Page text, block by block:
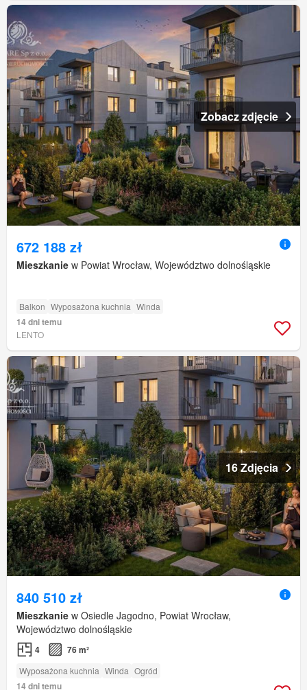
Zobacz zdjęcie
672 188 zł
Mieszkanie w Powiat Wrocław, Województwo dolnośląskie
Balkon Wyposażona kuchnia Winda
14 dni temu
LENTO
16 Zdjęcia
840 510 zł
Mieszkanie w Osiedle Jagodno, Powiat Wrocław,
Województwo dolnośląskie
4 76 m²
Wyposażona kuchnia Winda Ogród
14 dni temu